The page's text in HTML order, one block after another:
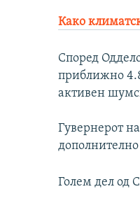
Како
Според
приближно
активен
Гувернерот
дополнително
Голем дел од